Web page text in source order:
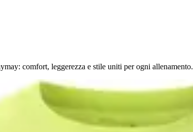
comfort, leggerezza e stile uniti per ogni allenamento.